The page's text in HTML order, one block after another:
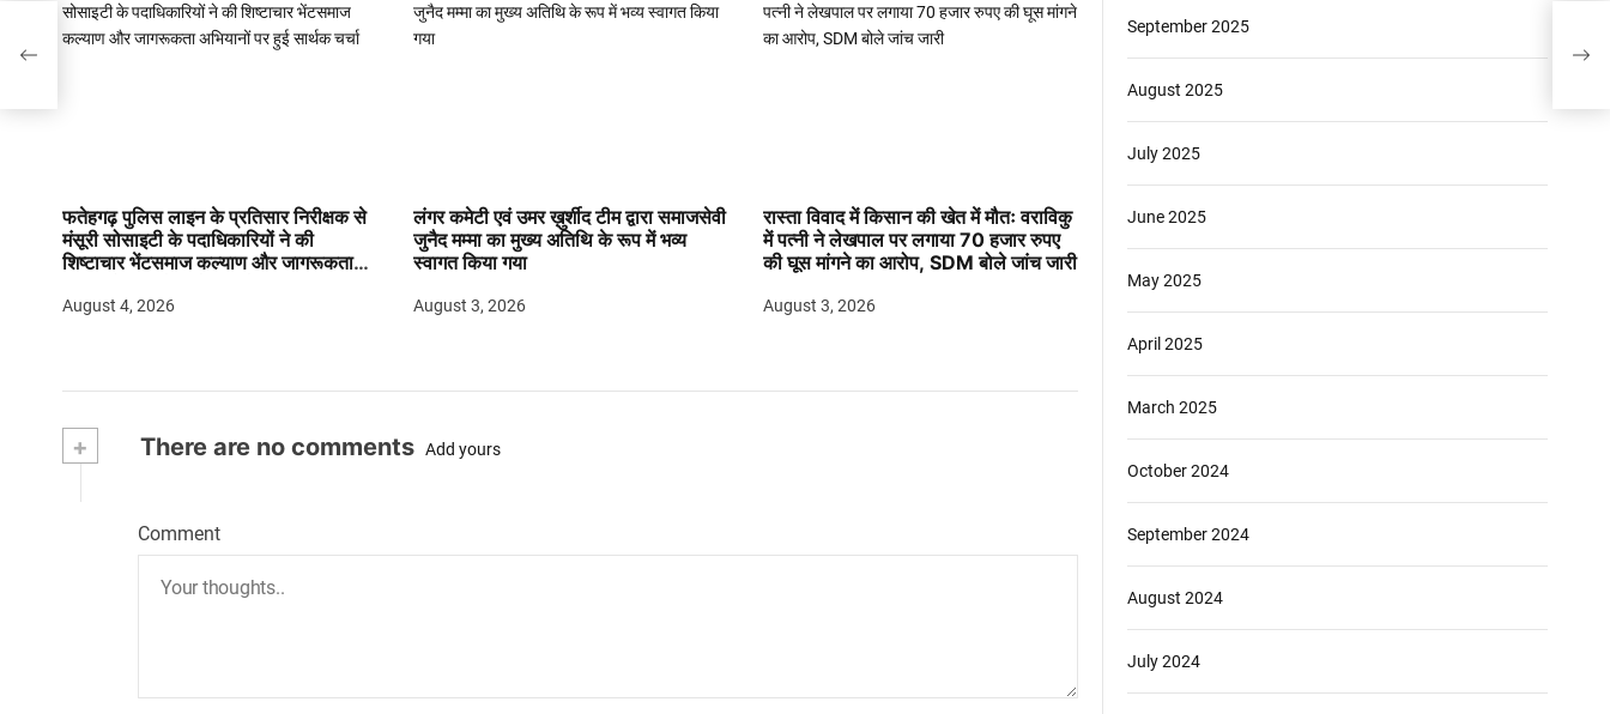
फतेहगढ़ पुलिस लाइन के प्रतिसार निरीक्षक से
मंसूरी सोसाइटी के पदाधिकारियों ने की
शिष्टाचार भेंटसमाज कल्याण और जागरूकता
August 4, 2026
लंगर कमेटी एवं उमर ख़ुर्शीद टीम द्वारा समाजसेवी
जुनैद मम्मा का मुख्य अतिथि के रूप में भव्य
स्वागत किया गया
August 3, 2026
रास्ता विवाद में किसान की खेत में मौतः वराविकु
में पत्नी ने लेखपाल पर लगाया 70 हजार रुपए
की घूस मांगने का आरोप, SDM बोले जांच जारी
August 3, 2026
+ There are no comments Add yours
Comment
September 2025
August 2025
July 2025
June 2025
May 2025
April 2025
March 2025
October 2024
September 2024
August 2024
July 2024
दी